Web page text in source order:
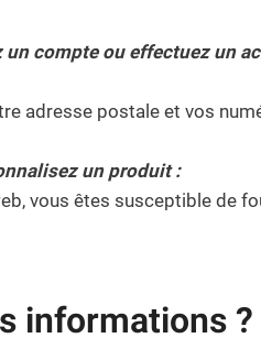
compte ou effectuez un
adresse postale et vos
un produit :
vous êtes susceptible de
informations ?